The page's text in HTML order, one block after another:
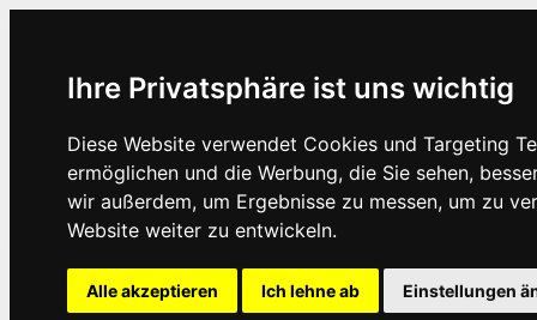
Ihre Privatsphäre ist uns wichtig
Diese Website verwendet Cookies und Targeting
ermöglichen und die Werbung, die Sie sehen,
wir außerdem, um Ergebnisse zu messen, um zu
Website weiter zu entwickeln.
Alle akzeptieren Ich lehne ab Einstellungen